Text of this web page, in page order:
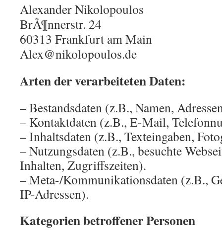
Alexander Nikolopoulos
BrÃ¶nnerstr. 24
60313 Frankfurt am Main
Alex@nikolopoulos.de
Arten der verarbeiteten Daten:
– Bestandsdaten (z.B., Namen,
– Kontaktdaten (z.B., E-Mail,
– Inhaltsdaten (z.B., Texteingaben,
– Nutzungsdaten (z.B., besuchte
Inhalten, Zugriffszeiten).
– Meta-/Kommunikationsdaten (z.B.,
IP-Adressen).
Kategorien betroffener Personen